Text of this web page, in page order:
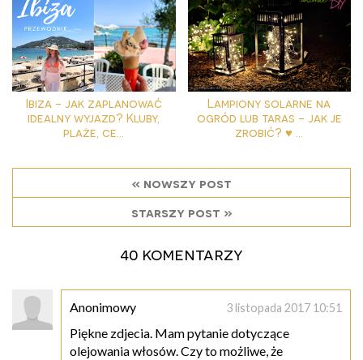
Ibiza - jak zaplanować
idealny wyjazd? Kluby,
plaże, ce...
Lampiony solarne na
ogród lub taras - jak je
zrobić? ♥ ...
« nowszy post
starszy post »
40 komentarzy
Anonimowy 3 listopada 2017 10:51
Piękne zdjecia. Mam pytanie dotyczące
olejowania włosów. Czy to możliwe, że